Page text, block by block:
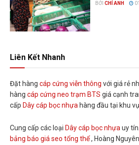
BỞI CHÍ ANH
Liên Kết Nhanh
Đặt hàng cáp cứng viễn thông với giá rẻ
hàng cáp cứng neo trạm BTS giá cạnh
cấp Dây cáp bọc nhựa hàng đầu tại khu
Cung cấp các loại Dây cáp bọc nhựa uy tín.
bảng báo giá seo tổng thể, Hoàng